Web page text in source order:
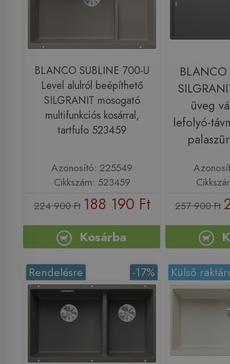
BLANCO SUBLINE 700-U
Level alulról beépíthető
SILGRANIT mosogató
multifunkciós kosárral,
tartfufo 523459
Azonosító: 225549
Cikkszám: 523459
224 900 Ft 188 190 Ft
Kosárba
üveg
lefolyó-
257 900 Ft
-17%
Rendelésre Külső